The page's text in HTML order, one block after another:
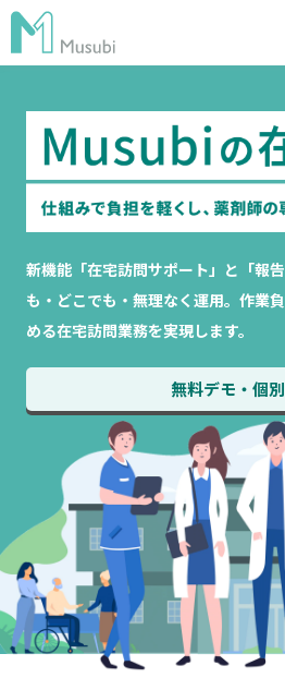
電子薬歴
服薬フォロー
経営管理
事例
サポート・価格
イベント
新機能「在宅訪問サポート」と「報
も・どこでも・無理なく運用。作業
める在宅訪問業務を実現します。
無料デモ・個